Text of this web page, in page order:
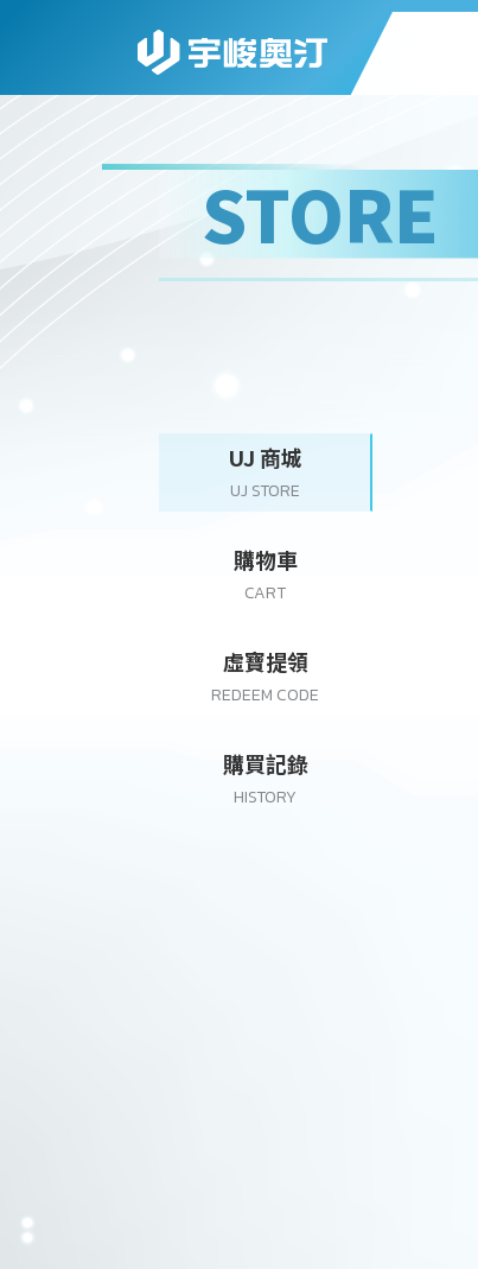
STORE
UJ 商城
UJ STORE
購物車
CART
虛寶提領
REDEEM CODE
購買記錄
HISTORY